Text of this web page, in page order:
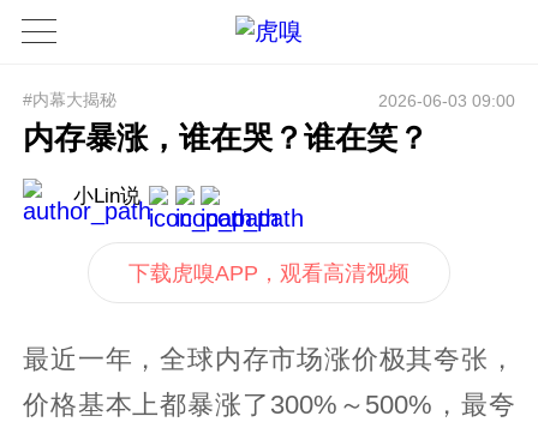
#内幕大揭秘 2026-06-03 09:00
内存暴涨，谁在哭？谁在笑？
小Lin说
下载虎嗅APP，观看高清视频
最近一年，全球内存市场涨价极其夸张，
价格基本上都暴涨了300%～500%，最夸